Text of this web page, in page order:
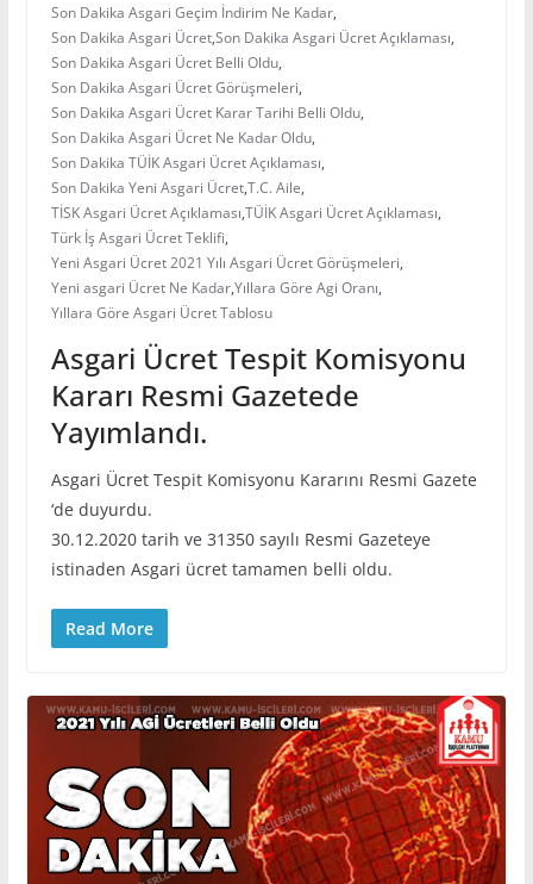
Son Dakika Asgari Geçim İndirim Ne Kadar,
Son Dakika Asgari Ücret,Son Dakika Asgari Ücret Açıklaması,
Son Dakika Asgari Ücret Belli Oldu,
Son Dakika Asgari Ücret Görüşmeleri,
Son Dakika Asgari Ücret Karar Tarihi Belli Oldu,
Son Dakika Asgari Ücret Ne Kadar Oldu,
Son Dakika TÜİK Asgari Ücret Açıklaması,
Son Dakika Yeni Asgari Ücret,T.C. Aile,
TİSK Asgari Ücret Açıklaması,TÜİK Asgari Ücret Açıklaması,
Türk İş Asgari Ücret Teklifi,
Yeni Asgari Ücret 2021 Yılı Asgari Ücret Görüşmeleri,
Yeni asgari Ücret Ne Kadar,Yıllara Göre Agi Oranı,
Yıllara Göre Asgari Ücret Tablosu
Asgari Ücret Tespit Komisyonu
Kararı Resmi Gazetede
Yayımlandı.
Asgari Ücret Tespit Komisyonu Kararını Resmi Gazete
‘de duyurdu.
30.12.2020 tarih ve 31350 sayılı Resmi Gazeteye
istinaden Asgari ücret tamamen belli oldu.
Read More